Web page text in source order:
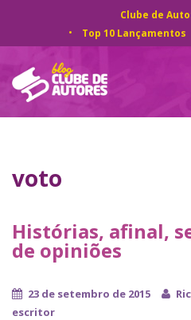
Clube de
Top 10 Lançamentos
voto
Histórias, afinal,
de opiniões
23 de setembro de 2015
escritor